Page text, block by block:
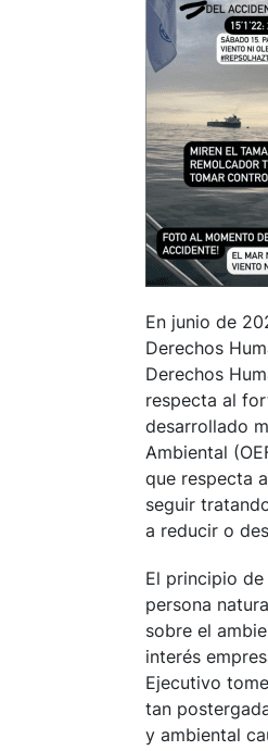
En junio de
Derechos
Derechos
respecta al
desarrollado
Ambiental
que respecta
seguir
a reducir o
El principio
persona
sobre el
interés
Ejecutivo
tan
y ambiental